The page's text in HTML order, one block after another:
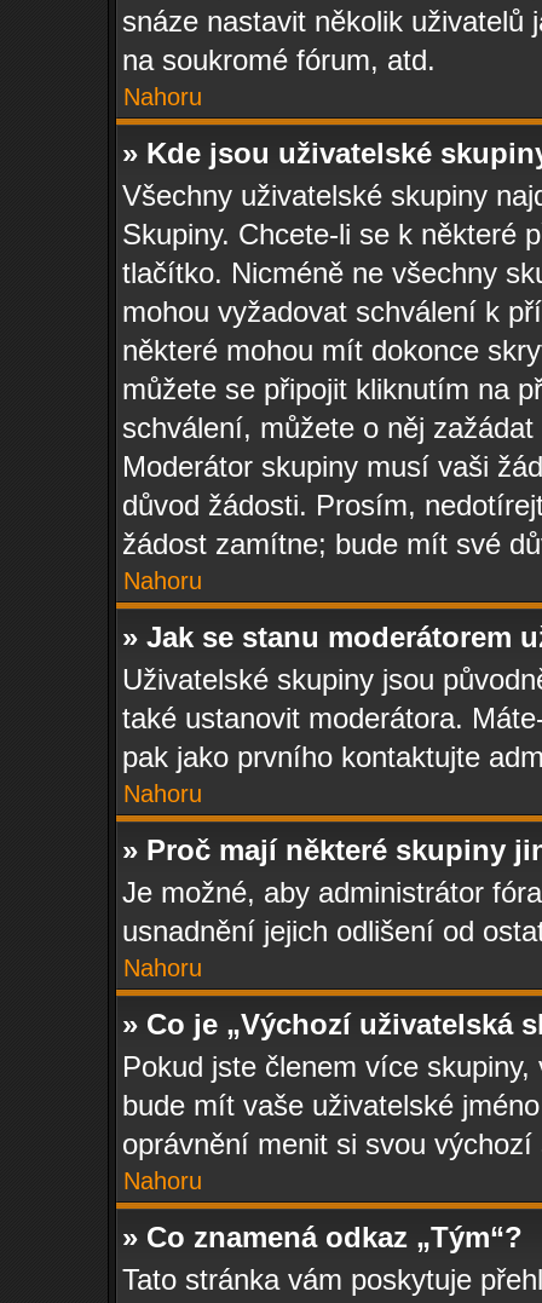
snáze nastavit několik uživatelů
na soukromé fórum, atd.
Nahoru
» Kde jsou uživatelské
Všechny uživatelské skupiny
Skupiny. Chcete-li se k některé
tlačítko. Nicméně ne všechny
mohou vyžadovat schválení k
některé mohou mít dokonce
můžete se připojit kliknutím na
schválení, můžete o něj
Moderátor skupiny musí vaši
důvod žádosti. Prosím,
žádost zamítne; bude mít své
Nahoru
» Jak se stanu moderátorem
Uživatelské skupiny jsou
také ustanovit moderátora.
pak jako prvního kontaktujte
Nahoru
» Proč mají některé skupiny
Je možné, aby administrátor
usnadnění jejich odlišení od
Nahoru
» Co je „Výchozí uživatelská
Pokud jste členem více
bude mít vaše uživatelské
oprávnění menit si svou
Nahoru
» Co znamená odkaz „Tým“?
Tato stránka vám poskytuje